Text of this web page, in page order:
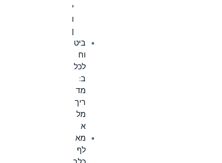
י
ו
ן
ביט
וח
לכל
ב:
מד
ריך
מל
א
מא
לף